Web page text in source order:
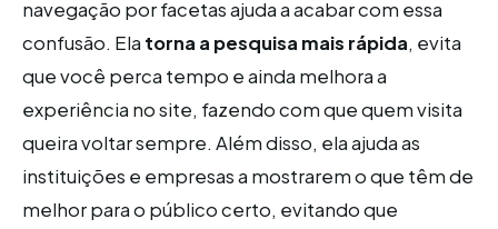
navegação por facetas ajuda a acabar com essa
confusão. Ela torna a pesquisa mais rápida, evita
que você perca tempo e ainda melhora a
experiência no site, fazendo com que quem visita
queira voltar sempre. Além disso, ela ajuda as
instituições e empresas a mostrarem o que têm de
melhor para o público certo, evitando que